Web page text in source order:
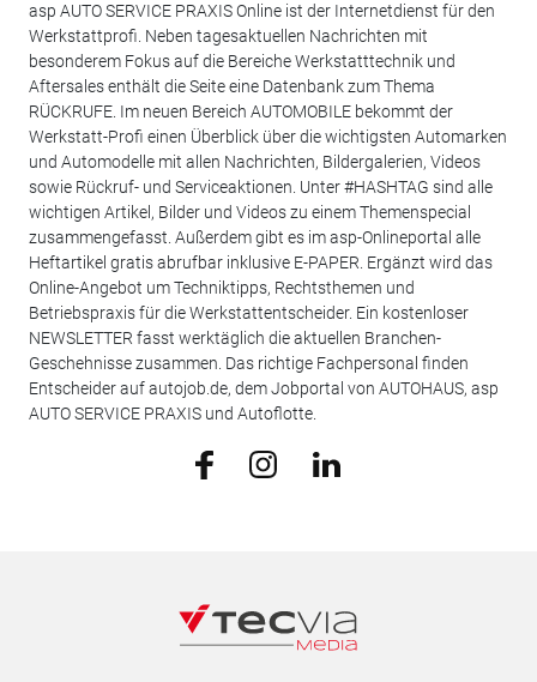
asp AUTO SERVICE PRAXIS Online ist der Internetdienst für den
Werkstattprofi. Neben tagesaktuellen Nachrichten mit
besonderem Fokus auf die Bereiche Werkstatttechnik und
Aftersales enthält die Seite eine Datenbank zum Thema
RÜCKRUFE. Im neuen Bereich AUTOMOBILE bekommt der
Werkstatt-Profi einen Überblick über die wichtigsten Automarken
und Automodelle mit allen Nachrichten, Bildergalerien, Videos
sowie Rückruf- und Serviceaktionen. Unter #HASHTAG sind alle
wichtigen Artikel, Bilder und Videos zu einem Themenspecial
zusammengefasst. Außerdem gibt es im asp-Onlineportal alle
Heftartikel gratis abrufbar inklusive E-PAPER. Ergänzt wird das
Online-Angebot um Techniktipps, Rechtsthemen und
Betriebspraxis für die Werkstattentscheider. Ein kostenloser
NEWSLETTER fasst werktäglich die aktuellen Branchen-
Geschehnisse zusammen. Das richtige Fachpersonal finden
Entscheider auf autojob.de, dem Jobportal von AUTOHAUS, asp
AUTO SERVICE PRAXIS und Autoflotte.